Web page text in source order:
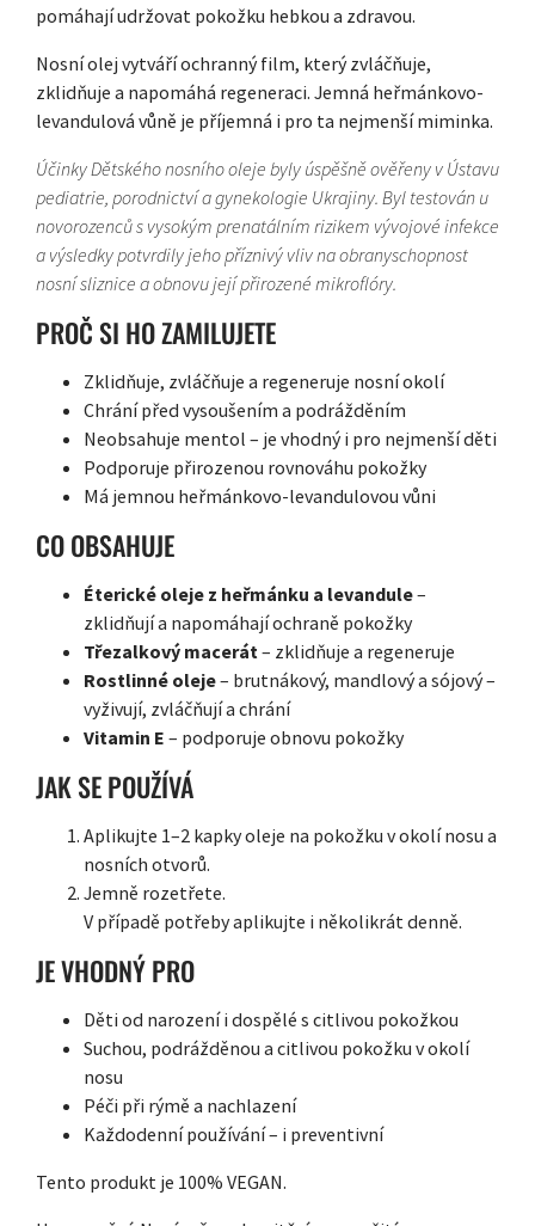
pomáhají udržovat pokožku hebkou a zdravou.
Nosní olej vytváří ochranný film, který zvláčňuje,
zklidňuje a napomáhá regeneraci. Jemná heřmánkovo-
levandulová vůně je příjemná i pro ta nejmenší miminka.
Účinky Dětského nosního oleje byly úspěšně ověřeny v Ústavu
pediatrie, porodnictví a gynekologie Ukrajiny. Byl testován u
novorozenců s vysokým prenatálním rizikem vývojové infekce
a výsledky potvrdily jeho příznivý vliv na obranyschopnost
nosní sliznice a obnovu její přirozené mikroflóry.
PROČ SI HO ZAMILUJETE
Zklidňuje, zvláčňuje a regeneruje nosní okolí
Chrání před vysoušením a podrážděním
Neobsahuje mentol – je vhodný i pro nejmenší děti
Podporuje přirozenou rovnováhu pokožky
Má jemnou heřmánkovo-levandulovou vůni
CO OBSAHUJE
Éterické oleje z heřmánku a levandule–
zklidňují a napomáhají ochraně pokožky
Třezalkový macerát – zklidňuje a regeneruje
Rostlinné oleje– brutnákový, mandlový a sójový –
vyživují, zvláčňují a chrání
Vitamin E – podporuje obnovu pokožky
JAK SE POUŽÍVÁ
Aplikujte 1–2 kapky oleje na pokožku v okolí nosu a
nosních otvorů.
Jemně rozetřete.
V případě potřeby aplikujte i několikrát denně.
JE VHODNÝ PRO
Děti od narození i dospělé s citlivou pokožkou
Suchou, podrážděnou a citlivou pokožku v okolí
nosu
Péči při rýmě a nachlazení
Každodenní používání – i preventivní
Tento produkt je 100% VEGAN.